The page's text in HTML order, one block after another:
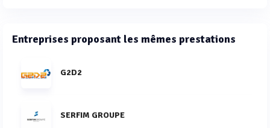
Entreprises proposant les mêmes prestations
G2D2
SERFIM GROUPE